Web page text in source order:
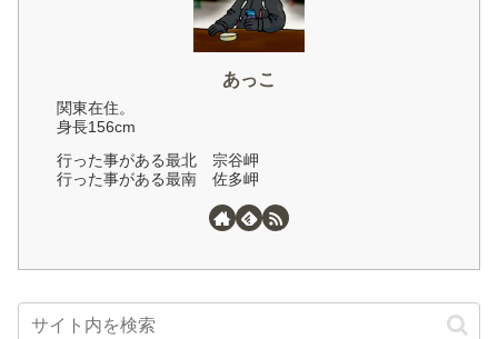
あっこ
関東在住。
身長156cm
行った事がある最北 宗谷岬
行った事がある最南 佐多岬